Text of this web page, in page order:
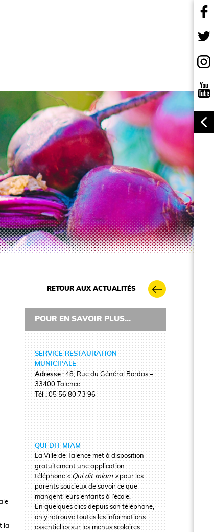
la
RETOUR AUX ACTUALITÉS
POUR EN SAVOIR PLUS...
SERVICE RESTAURATION
MUNICIPALE
Adresse: 48, Rue du Général Bordas –
33400 Talence
Tél :05 56 80 73 96
QUI DIT MIAM
La Ville de Talence met à disposition
gratuitement une application
téléphone« Qui dit miam »pour les
parents soucieux de savoir ce que
mangent leurs enfants à l’école.
En quelques clics depuis son téléphone,
on y retrouve toutes les informations
essentielles sur les menus scolaires.